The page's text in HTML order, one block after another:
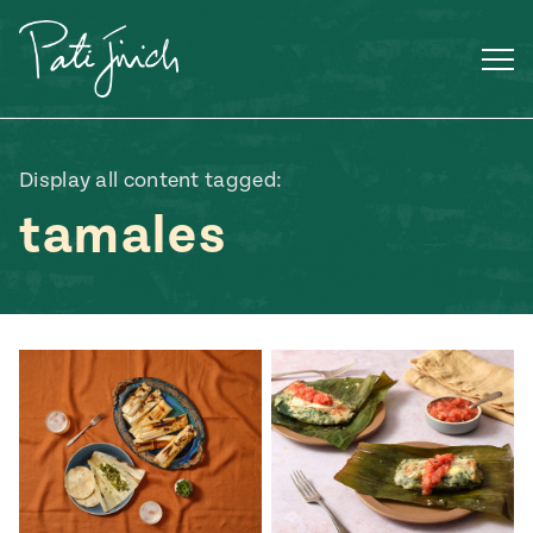
contenido
Display all content tagged:
tamales